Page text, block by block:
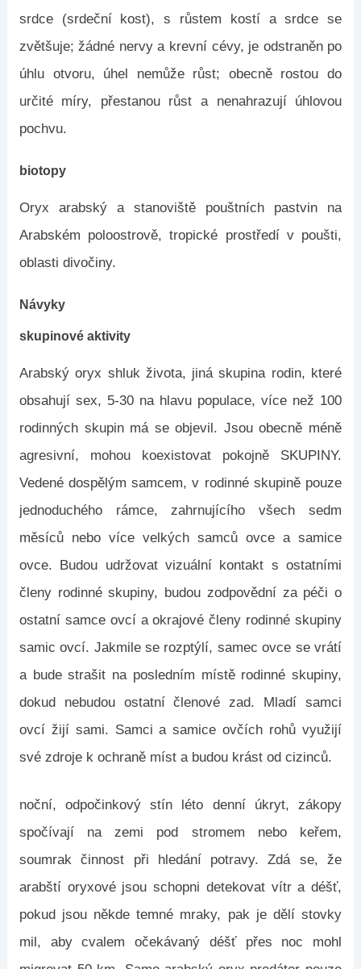
srdce (srdeční kost), s růstem kostí a srdce se
zvětšuje; žádné nervy a krevní cévy, je odstraněn po
úhlu otvoru, úhel nemůže růst; obecně rostou do
určité míry, přestanou růst a nenahrazují úhlovou
pochvu.
biotopy
Oryx arabský a stanoviště pouštních pastvin na
Arabském poloostrově, tropické prostředí v poušti,
oblasti divočiny.
Návyky
skupinové aktivity
Arabský oryx shluk života, jiná skupina rodin, které
obsahují sex, 5-30 na hlavu populace, více než 100
rodinných skupin má se objevil. Jsou obecně méně
agresivní, mohou koexistovat pokojně SKUPINY.
Vedené dospělým samcem, v rodinné skupině pouze
jednoduchého rámce, zahrnujícího všech sedm
měsíců nebo více velkých samců ovce a samice
ovce. Budou udržovat vizuální kontakt s ostatními
členy rodinné skupiny, budou zodpovědní za péči o
ostatní samce ovcí a okrajové členy rodinné skupiny
samic ovcí. Jakmile se rozptýlí, samec ovce se vrátí
a bude strašit na posledním místě rodinné skupiny,
dokud nebudou ostatní členové zad. Mladí samci
ovcí žijí sami. Samci a samice ovčích rohů využijí
své zdroje k ochraně míst a budou krást od cizinců.
noční, odpočinkový stín léto denní úkryt, zákopy
spočívají na zemi pod stromem nebo keřem,
soumrak činnost při hledání potravy. Zdá se, že
arabští oryxové jsou schopni detekovat vítr a déšť,
pokud jsou někde temné mraky, pak je dělí stovky
mil, aby cvalem očekávaný déšť přes noc mohl